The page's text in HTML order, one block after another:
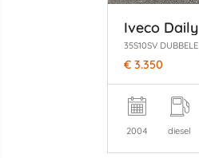
Iveco Daily
€ 3.350
2004 diesel